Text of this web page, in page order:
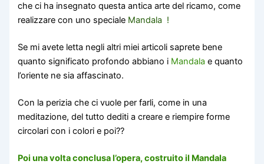
che ci ha insegnato questa antica arte del ricamo, come
realizzare con uno speciale Mandala !
Se mi avete letta negli altri miei articoli saprete bene
quanto significato profondo abbiano i Mandala e quanto
l’oriente ne sia affascinato.
Con la perizia che ci vuole per farli, come in una
meditazione, del tutto dediti a creare e riempire forme
circolari con i colori e poi??
Poi una volta conclusa l’opera, costruito il Mandala